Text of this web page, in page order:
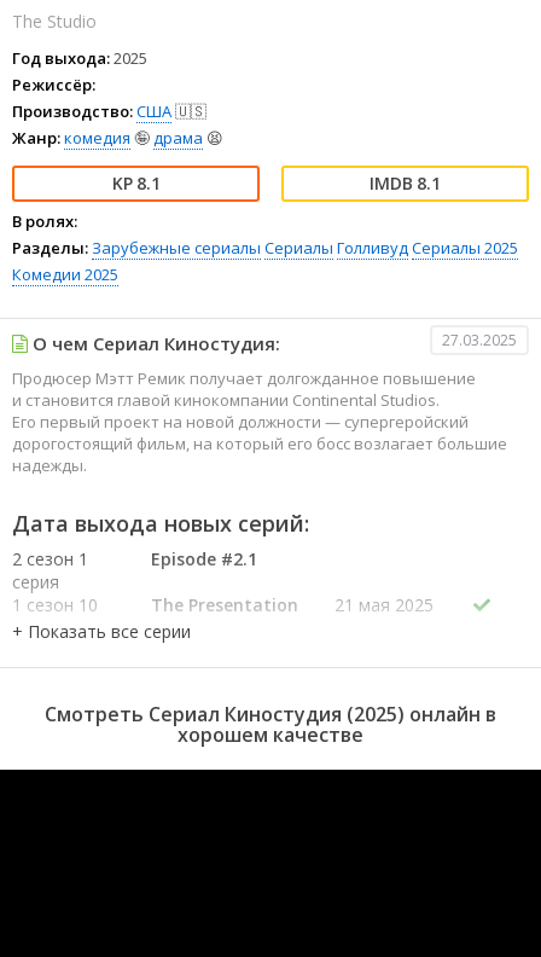
The Studio
Год выхода:2025
Режиссёр:
Производство:США🇺🇸
Жанр:комедия 🤪драма 😫
8.1 8.1
В ролях:
Разделы: Зарубежные сериалы Сериалы ГолливудСериалы 2025
Комедии 2025
О чем Сериал Киностудия: 27.03.2025
Продюсер Мэтт Ремик получает долгожданное повышение
и становится главой кинокомпании Continental Studios.
Его первый проект на новой должности — супергеройский
дорогостоящий фильм, на который его босс возлагает большие
надежды.
Дата выхода новых серий:
2 сезон 1
серия
Episode #2.1
1 сезон 10
серия
The Presentation
21 мая 2025
серия
CinemaCon
серия
Globes
серия
Casting
30 апреля
2025
Смотреть Сериал Киностудия (2025) онлайн в
хорошем качестве